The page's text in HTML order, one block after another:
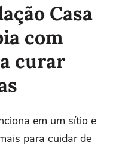
Casa
com
curar
em um sítio e
para cuidar de